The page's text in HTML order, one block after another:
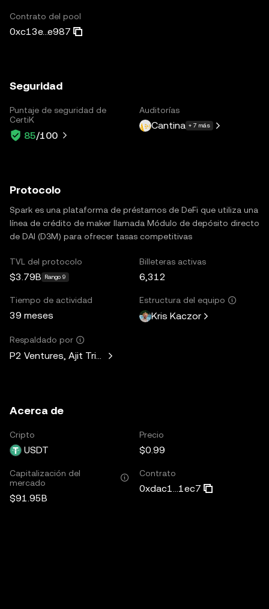
Contrato del pool
0xc13e...e987
Seguridad
Puntaje de seguridad de
CertiK
85/100
Auditorías
Cantina + 7 más
Protocolo
Spark es una plataforma de préstamos de DeFi que utiliza una
línea de crédito de maker llamada Módulo de depósito directo
de DAI (D3M) para ofrecer tasas competitivas
TVL del protocolo
$3.79B Rango 9
Billeteras activas
6,312
Tiempo de actividad
39 meses
Estructura del equipo
Kris Kaczor
Respaldado por
P2 Ventures, Ajit Tripathi, Unicorn Ventures, Curiosity
Acerca de
Cripto
USDT
Precio
$0.99
Capitalización del
mercado
$91.95B
Contrato
0xdac1...1ec7